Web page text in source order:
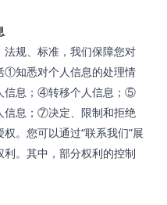
规、标准，我们保障您对
①知悉对个人信息的处理情
信息；④转移个人信息；⑤
息；⑦决定、限制和拒绝
。您可以通过“联系我们”展
。其中，部分权利的控制